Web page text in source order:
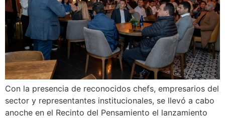
Con la presencia de reconocidos chefs, empresarios del
sector y representantes institucionales, se llevó a cabo
anoche en el Recinto del Pensamiento el lanzamiento